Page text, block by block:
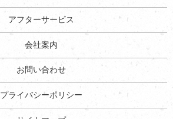
アフターサービス
会社案内
お問い合わせ
プライバシーポリシー